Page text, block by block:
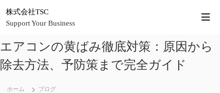
ン
ツ
ス
株式会社TSC
Support Your Business
エアコンの黄ばみ徹底対策：原因から
除去方法、予防策まで完全ガイド
ホーム
ブログ